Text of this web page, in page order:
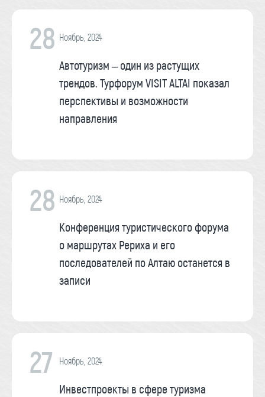
28 Ноябрь, 2024
Автотуризм – один из растущих
трендов. Турфорум VISIT ALTAI показал
перспективы и возможности
направления
28 Ноябрь, 2024
Конференция туристического форума
о маршрутах Рериха и его
последователей по Алтаю останется в
записи
27 Ноябрь, 2024
Инвестпроекты в сфере туризма